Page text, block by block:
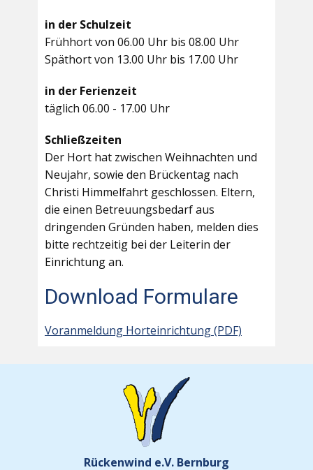
in der Schulzeit
Frühhort von 06.00 Uhr bis 08.00 Uhr
Späthort von 13.00 Uhr bis 17.00 Uhr
in der Ferienzeit
täglich 06.00 - 17.00 Uhr
Schließzeiten
Der Hort hat zwischen Weihnachten und
Neujahr, sowie den Brückentag nach
Christi Himmelfahrt geschlossen. Eltern,
die einen Betreuungsbedarf aus
dringenden Gründen haben, melden dies
bitte rechtzeitig bei der Leiterin der
Einrichtung an.
Download Formulare
Voranmeldung Horteinrichtung (PDF)
Rückenwind e.V. Bernburg